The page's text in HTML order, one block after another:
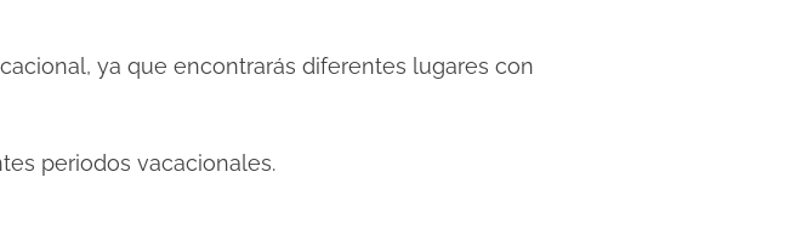
ya que encontrarás diferentes lugares con
periodos vacacionales.